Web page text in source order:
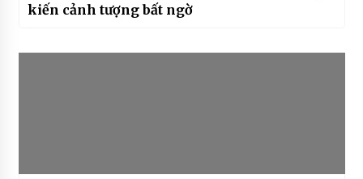
kiến cảnh tượng bất ngờ